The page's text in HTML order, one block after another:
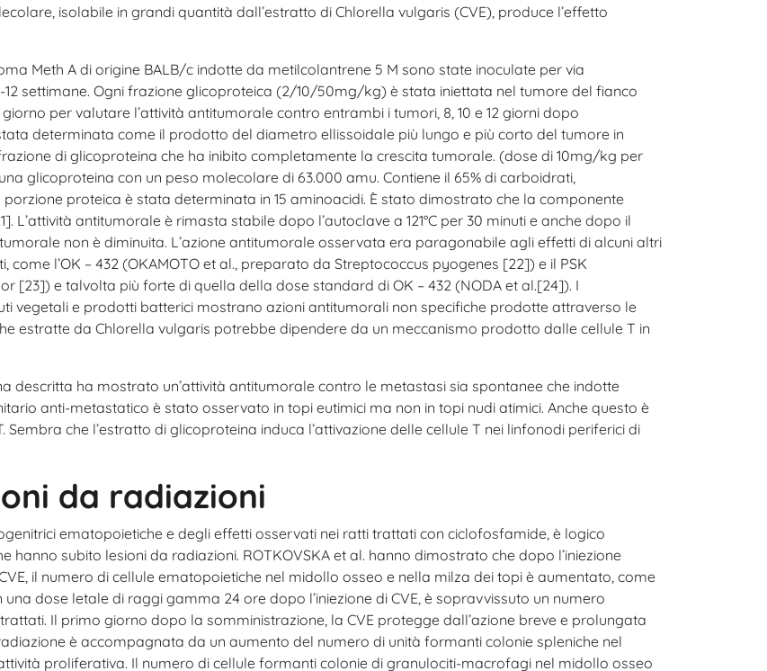
isolabile in grandi quantità dall’estratto di Chlorella vulgaris (CVE), produce l’effetto
Meth A di origine BALB/c indotte da metilcolantrene 5 M sono state inoculate per via
settimane. Ogni frazione glicoproteica (2/10/50mg/kg) è stata iniettata nel tumore del fianco
per valutare l’attività antitumorale contro entrambi i tumori, 8, 10 e 12 giorni dopo
determinata come il prodotto del diametro ellissoidale più lungo e più corto del tumore in
di glicoproteina che ha inibito completamente la crescita tumorale. (dose di 10mg/kg per
glicoproteina con un peso molecolare di 63.000 amu. Contiene il 65% di carboidrati,
proteica è stata determinata in 15 aminoacidi. È stato dimostrato che la componente
L’attività antitumorale è rimasta stabile dopo l’autoclave a 121°C per 30 minuti e anche dopo il
non è diminuita. L’azione antitumorale osservata era paragonabile agli effetti di alcuni altri
l’OK – 432 (OKAMOTO et al., preparato da Streptococcus pyogenes [22]) e il PSK
[23]) e talvolta più forte di quella della dose standard di OK – 432 (NODA et al.[24]). I
vegetali e prodotti batterici mostrano azioni antitumorali non specifiche prodotte attraverso le
estratte da Chlorella vulgaris potrebbe dipendere da un meccanismo prodotto dalle cellule T in
descritta ha mostrato un’attività antitumorale contro le metastasi sia spontanee che indotte
anti-metastatico è stato osservato in topi eutimici ma non in topi nudi atimici. Anche questo è
che l’estratto di glicoproteina induca l’attivazione delle cellule T nei linfonodi periferici di
da radiazioni
ematopoietiche e degli effetti osservati nei ratti trattati con ciclofosfamide, è logico
hanno subito lesioni da radiazioni. ROTKOVSKA et al. hanno dimostrato che dopo l’iniezione
il numero di cellule ematopoietiche nel midollo osseo e nella milza dei topi è aumentato, come
dose letale di raggi gamma 24 ore dopo l’iniezione di CVE, è sopravvissuto un numero
Il primo giorno dopo la somministrazione, la CVE protegge dall’azione breve e prolungata
è accompagnata da un aumento del numero di unità formanti colonie spleniche nel
proliferativa. Il numero di cellule formanti colonie di granulociti-macrofagi nel midollo osseo